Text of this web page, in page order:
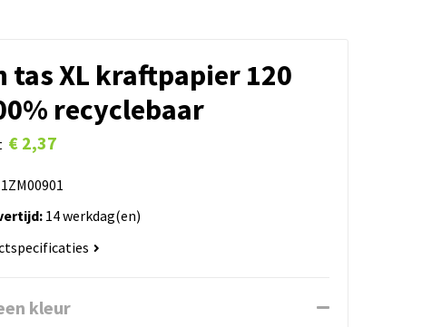
tas XL kraftpapier 120
recyclebaar
€ 2,37
14 werkdag(en)
kleur